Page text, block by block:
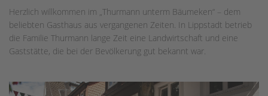
Herzlich willkommen im „Thurmann unterm Bäumeken“ – dem
beliebten Gasthaus aus vergangenen Zeiten. In Lippstadt betrieb
die Familie Thurmann lange Zeit eine Landwirtschaft und eine
Gaststätte, die bei der Bevölkerung gut bekannt war.